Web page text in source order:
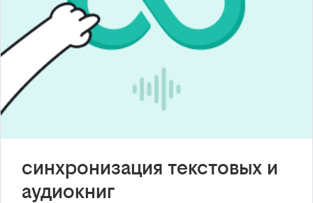
синхронизация текстовых и
аудиокниг